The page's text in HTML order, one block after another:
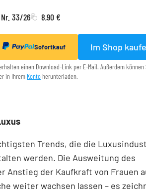
Nr. 33/26 8,90 €
Sofortkauf Im Shop
einen Download-Link per E-Mail. Außerdem
in Ihrem Konto herunterladen.
Trends, die die
werden. Die Ausweitung des
Anstieg der Kaufkraft von Frauen
weiter wachsen lassen – es